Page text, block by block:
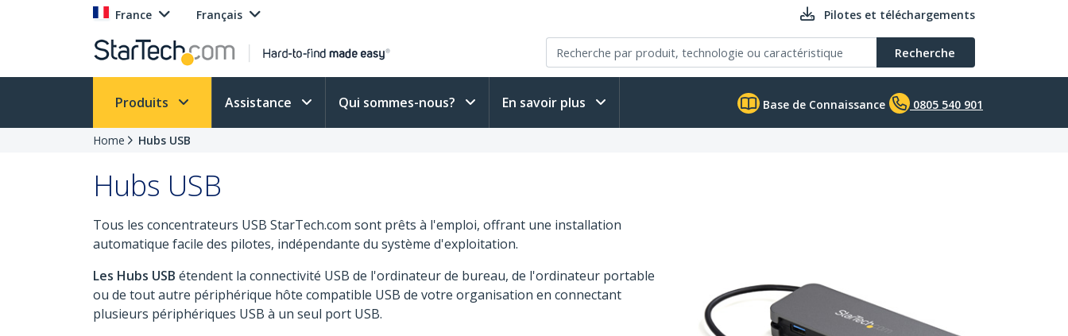
France Français Pilotes et téléchargements
Recherche
Produits Assistance Qui sommes-nous? En savoir plus Base de Connaissance 0805 540 901
Home Hubs USB
Hubs USB
Tous les concentrateurs USB StarTech.com sont prêts à l'emploi, offrant une installation
automatique facile des pilotes, indépendante du système d'exploitation.
Les Hubs USB étendent la connectivité USB de l'ordinateur de bureau, de l'ordinateur portable
ou de tout autre périphérique hôte compatible USB de votre organisation en connectant
plusieurs périphériques USB à un seul port USB.